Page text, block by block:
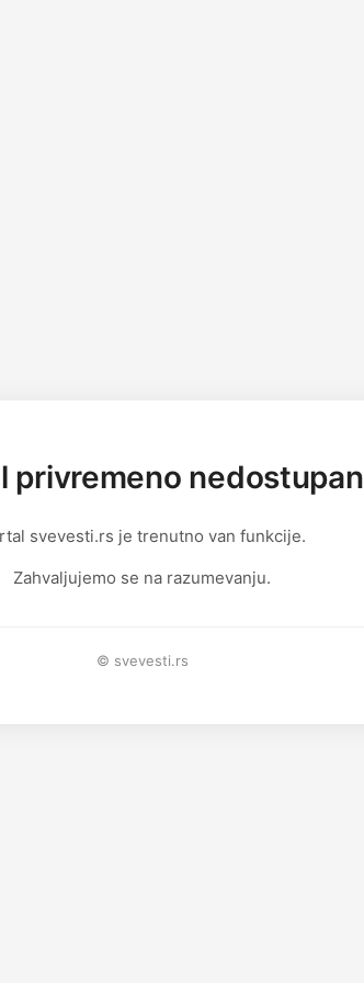
privremeno nedostupan
svevesti.rs je trenutno van funkcije.
Zahvaljujemo se na razumevanju.
© svevesti.rs